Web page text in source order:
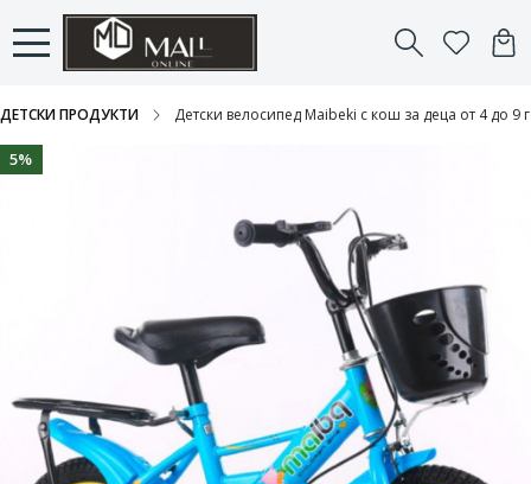
ДЕТСКИ ПРОДУКТИ Детски велосипед Maibeki с кош за деца от 4 до 9
5%